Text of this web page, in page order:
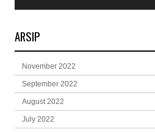
ARSIP
November 2022
September 2022
August 2022
July 2022